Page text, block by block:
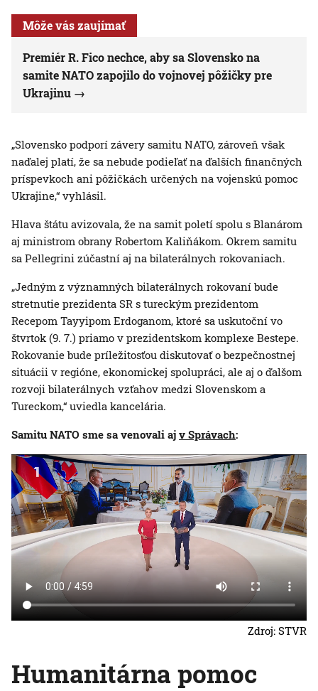
Môže vás zaujímať
Premiér R. Fico nechce, aby sa Slovensko na
samite NATO zapojilo do vojnovej pôžičky pre
Ukrajinu
„Slovensko podporí závery samitu NATO, zároveň však
naďalej platí, že sa nebude podieľať na ďalších finančných
príspevkoch ani pôžičkách určených na vojenskú pomoc
Ukrajine,“ vyhlásil.
Hlava štátu avizovala, že na samit poletí spolu s Blanárom
aj ministrom obrany Robertom Kaliňákom. Okrem samitu
sa Pellegrini zúčastní aj na bilaterálnych rokovaniach.
„Jedným z významných bilaterálnych rokovaní bude
stretnutie prezidenta SR s tureckým prezidentom
Recepom Tayyipom Erdoganom, ktoré sa uskutoční vo
štvrtok (9. 7.) priamo v prezidentskom komplexe Bestepe.
Rokovanie bude príležitosťou diskutovať o bezpečnostnej
situácii v regióne, ekonomickej spolupráci, ale aj o ďalšom
rozvoji bilaterálnych vzťahov medzi Slovenskom a
Tureckom,“ uviedla kancelária.
Samitu NATO sme sa venovali aj v Správach:
Zdroj: STVR
Humanitárna pomoc